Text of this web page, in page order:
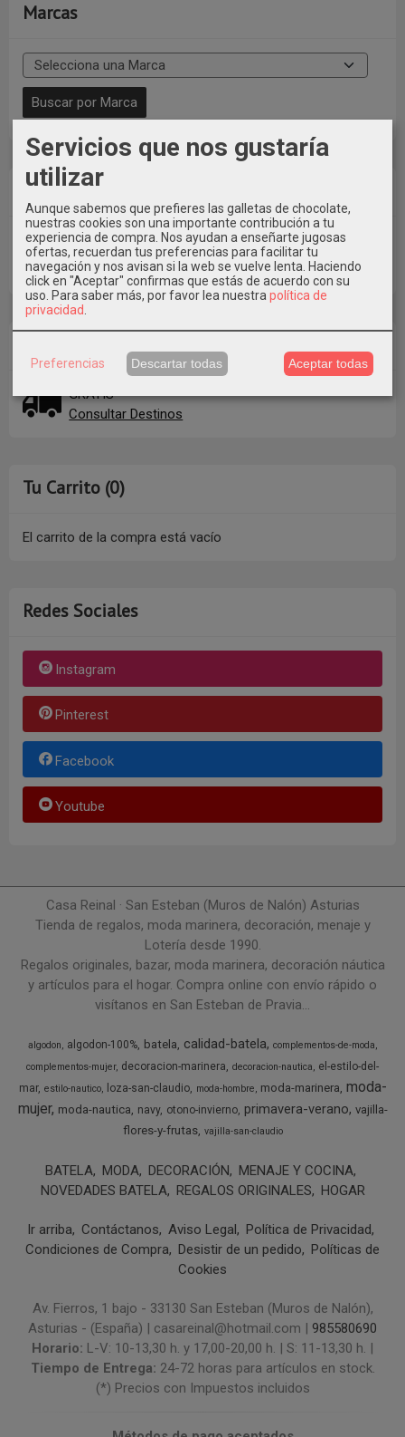
Marcas
Idioma
GRATIS *
Consultar Destinos
Tu Carrito (0)
El carrito de la compra está vacío
Redes Sociales
Instagram
Pinterest
Facebook
Youtube
Casa Reinal · San Esteban (Muros de Nalón) Asturias
Tienda de regalos, moda marinera, decoración, menaje y
Lotería desde 1990.
Regalos originales, bazar, moda marinera, decoración náutica
y artículos para el hogar. Compra online con envío rápido o
visítanos en San Esteban de Pravia...
algodon algodon-100% batela calidad-batela
complementos-de-moda
complementos-mujer decoracion-marinera decoracion-nautica
el-estilo-del-
mar estilo-nautico loza-san-claudio moda-hombre moda-marinera moda-
mujer moda-nautica navy otono-invierno primavera-verano vajilla-
flores-y-frutas vajilla-san-claudio
BATELA MODA DECORACIÓN
MENAJE Y COCINA
NOVEDADES BATELA REGALOS ORIGINALES HOGAR
Ir arriba Contáctanos Aviso Legal
Política de Privacidad
Condiciones de Compra
Desistir de un pedido
Políticas de
Cookies
Av. Fierros, 1 bajo - 33130 San Esteban (Muros de Nalón),
Asturias - (España) | casareinal@hotmail.com | 985580690
Horario: L-V: 10-13,30 h. y 17,00-20,00 h. | S: 11-13,30 h. |
Tiempo de Entrega: 24-72 horas para artículos en stock.
(*) Precios con Impuestos incluidos
Servicios que nos gustaría
utilizar
Aunque sabemos que prefieres las galletas de chocolate,
nuestras cookies son una importante contribución a tu
experiencia de compra. Nos ayudan a enseñarte jugosas
ofertas, recuerdan tus preferencias para facilitar tu
navegación y nos avisan si la web se vuelve lenta. Haciendo
click en "Aceptar" confirmas que estás de acuerdo con su
uso. Para saber más, por favor lea nuestra política de
privacidad
Preferencias Descartar todas Aceptar todas